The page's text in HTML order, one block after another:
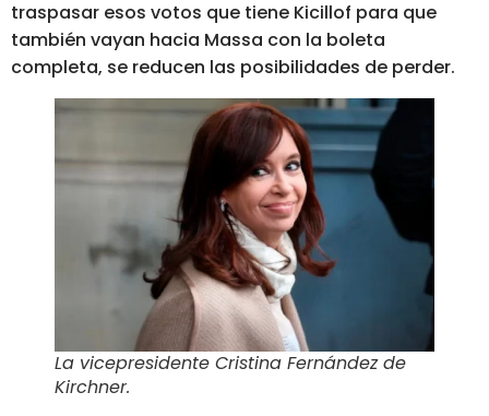
traspasar esos votos que tiene Kicillof para que
también vayan hacia Massa con la boleta
completa, se reducen las posibilidades de perder.
La vicepresidente Cristina Fernández de
Kirchner.